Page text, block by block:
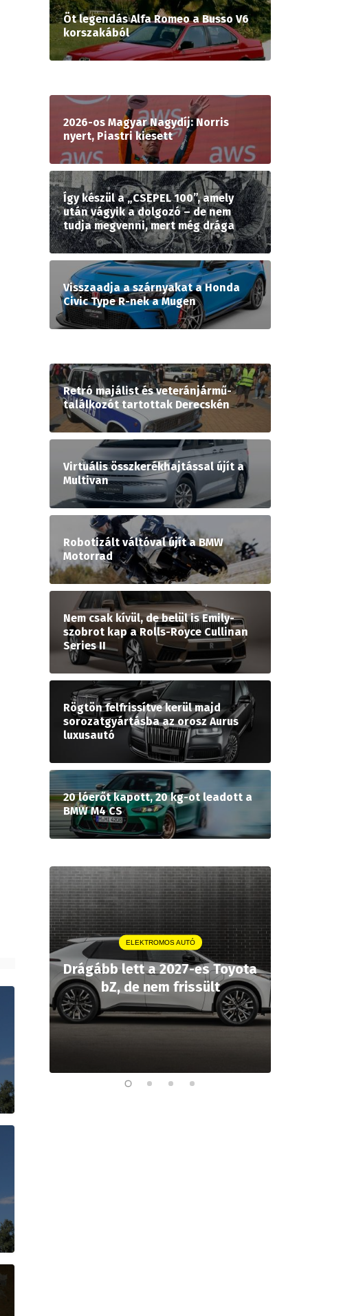
Öt legendás Alfa Romeo a Busso V6
korszakából
2026-os Magyar Nagydíj: Norris
nyert, Piastri kiesett
Így készül a „CSEPEL 100”, amely
után vágyik a dolgozó – de nem
tudja megvenni, mert még drága
Visszaadja a szárnyakat a Honda
Civic Type R-nek a Mugen
Retró majálist és veteránjármű-
találkozót tartottak Derecskén
Virtuális összkerékhajtással újít a
Multivan
Robotizált váltóval újít a BMW
Motorrad
Nem csak kívül, de belül is Emily-
szobrot kap a Rolls-Royce Cullinan
Series II
Rögtön felfrissítve kerül majd
sorozatgyártásba az orosz Aurus
luxusautó
20 lóerőt kapott, 20 kg-ot leadott a
BMW M4 CS
ELEKTROMOS AUTÓ
Drágább lett a 2027-es Toyota
bZ, de nem frissült